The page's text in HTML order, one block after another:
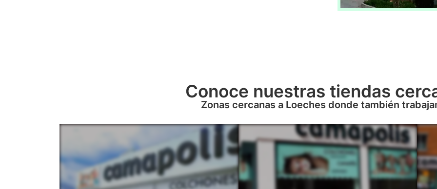
Conoce nuestras tiendas
Zonas cercanas a Loeches donde también